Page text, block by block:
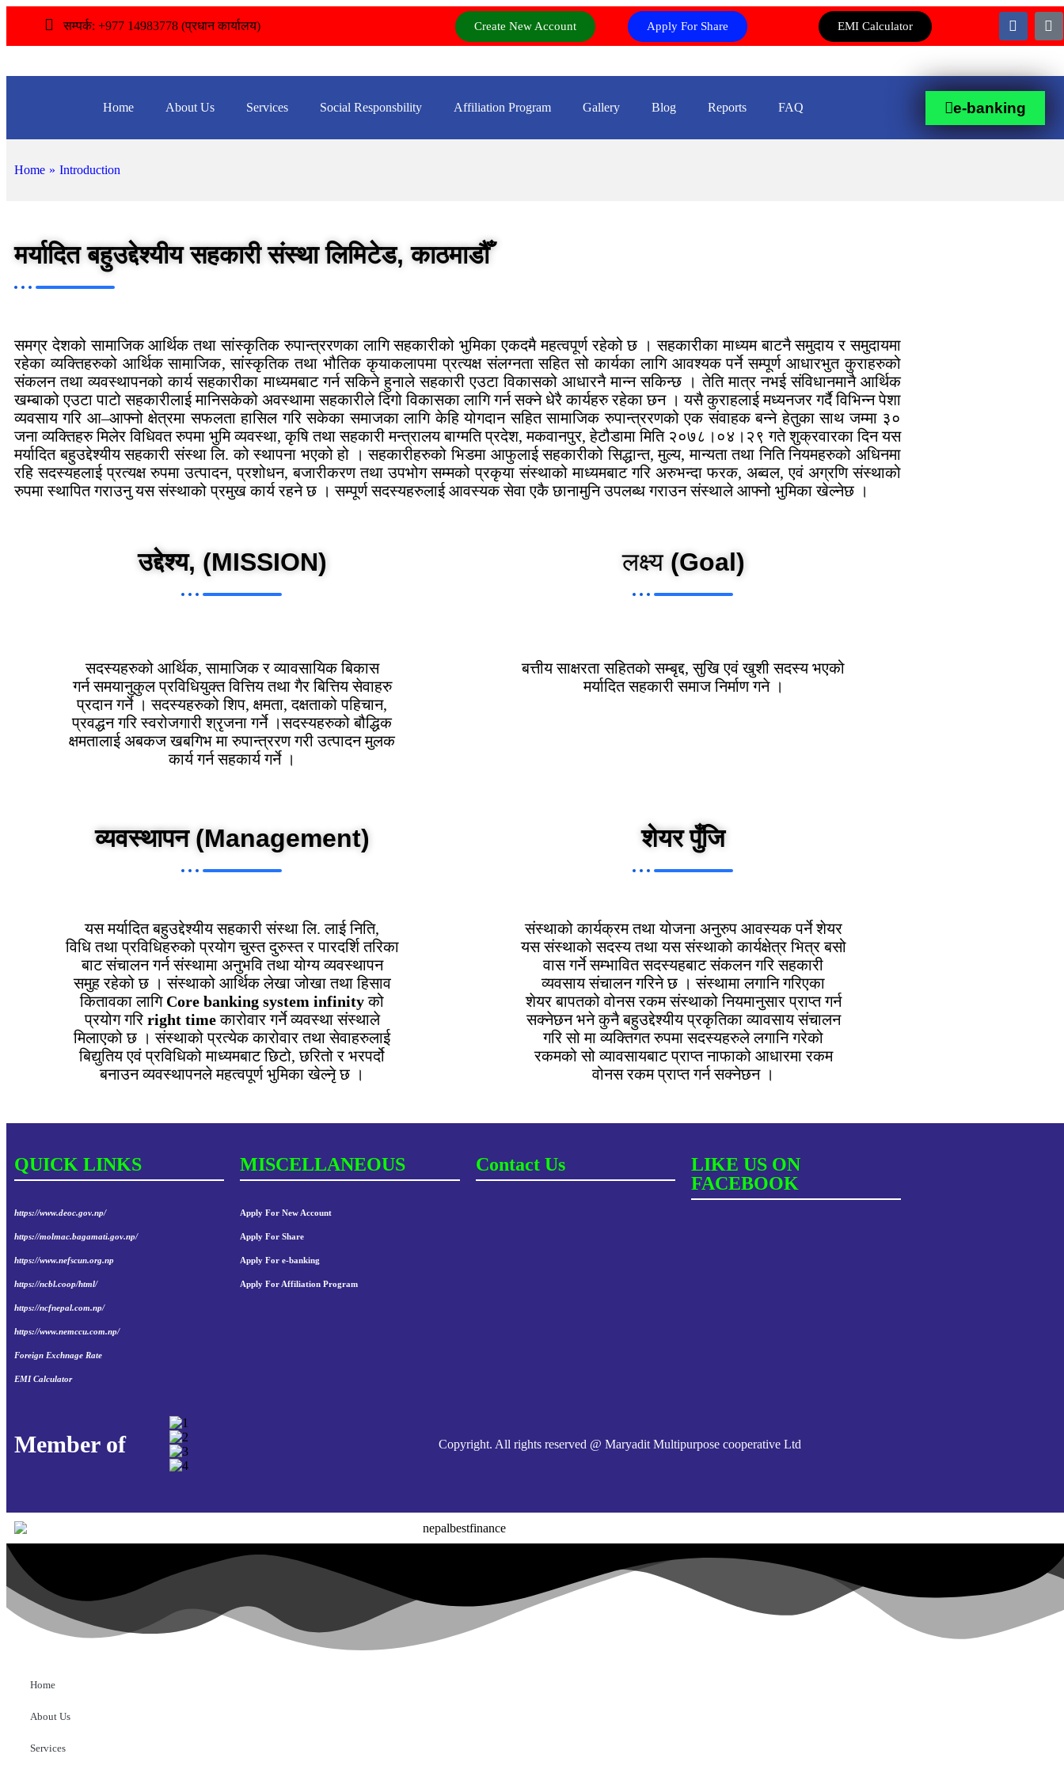
सम्पर्क: +977 14983778 (प्रधान कार्यालय) Create New Account Apply For Share EMI Calculator
Home About Us Services Social Responsbility Affiliation Program Gallery Blog Reports FAQ e-banking
Home » Introduction
मर्यादित बहुउद्देश्यीय सहकारी संस्था लिमिटेड,काठमाडौँ
समग्र देशको सामाजिक आर्थिक तथा सांस्कृतिक रुपान्त्ररणका लागि सहकारीको भुमिका एकदमै महत्वपूर्ण रहेको छ । सहकारीका माध्यम बाटनै समुदाय र समुदायमा
रहेका व्यक्तिहरुको आर्थिक सामाजिक, सांस्कृतिक तथा भौतिक कृयाकलापमा प्रत्यक्ष संलग्नता सहित सो कार्यका लागि आवश्यक पर्ने सम्पूर्ण आधारभुत कुराहरुको
संकलन तथा व्यवस्थापनको कार्य सहकारीका माध्यमबाट गर्न सकिने हुनाले सहकारी एउटा विकासको आधारनै मान्न सकिन्छ । तेति मात्र नभई संविधानमानै आर्थिक
खम्बाको एउटा पाटो सहकारीलाई मानिसकेको अवस्थामा सहकारीले दिगो विकासका लागि गर्न सक्ने धेरै कार्यहरु रहेका छन । यसै कुराहलाई मध्यनजर गर्दै विभिन्न पेशा
व्यवसाय गरि आ–आफ्नो क्षेत्रमा सफलता हासिल गरि सकेका समाजका लागि केहि योगदान सहित सामाजिक रुपान्त्ररणको एक संवाहक बन्ने हेतुका साथ जम्मा ३०
जना व्यक्तिहरु मिलेर विधिवत रुपमा भुमि व्यवस्था, कृषि तथा सहकारी मन्त्रालय बाग्मति प्रदेश, मकवानपुर, हेटौडामा मिति २०७८।०४।२९ गते शुक्रवारका दिन यस
मर्यादित बहुउद्देश्यीय सहकारी संस्था लि. को स्थापना भएको हो । सहकारीहरुको भिडमा आफुलाई सहकारीको सिद्धान्त, मुल्य, मान्यता तथा निति नियमहरुको अधिनमा
रहि सदस्यहलाई प्रत्यक्ष रुपमा उत्पादन, प्रशोधन, बजारीकरण तथा उपभोग सम्मको प्रकृया संस्थाको माध्यमबाट गरि अरुभन्दा फरक, अब्वल, एवं अग्रणि संस्थाको
रुपमा स्थापित गराउनु यस संस्थाको प्रमुख कार्य रहने छ । सम्पूर्ण सदस्यहरुलाई आवस्यक सेवा एकै छानामुनि उपलब्ध गराउन संस्थाले आफ्नो भुमिका खेल्नेछ ।
उद्देश्य, (MISSION) लक्ष्य (Goal)
सदस्यहरुको आर्थिक, सामाजिक र व्यावसायिक बिकास
गर्न समयानुकुल प्रविधियुक्त वित्तिय तथा गैर बित्तिय सेवाहरु
प्रदान गर्ने । सदस्यहरुको शिप, क्षमता, दक्षताको पहिचान,
प्रवद्धन गरि स्वरोजगारी श्रृजना गर्ने ।सदस्यहरुको बौद्धिक
क्षमतालाई अबकज खबगिभ मा रुपान्त्ररण गरी उत्पादन मुलक
कार्य गर्न सहकार्य गर्ने ।
बत्तीय साक्षरता सहितको सम्बृद्द, सुखि एवं खुशी सदस्य भएको
मर्यादित सहकारी समाज निर्माण गने ।
व्यवस्थापन (Management) शेयर पुँजि
यस मर्यादित बहुउद्देश्यीय सहकारी संस्था लि. लाई निति,
विधि तथा प्रविधिहरुको प्रयोग चुस्त दुरुस्त र पारदर्शि तरिका
बाट संचालन गर्न संस्थामा अनुभवि तथा योग्य व्यवस्थापन
समुह रहेको छ । संस्थाको आर्थिक लेखा जोखा तथा हिसाव
कितावका लागि Core banking system infinityको
प्रयोग गरि right timeकारोवार गर्ने व्यवस्था संस्थाले
मिलाएको छ । संस्थाको प्रत्येक कारोवार तथा सेवाहरुलाई
बिद्युतिय एवं प्रविधिको माध्यमबाट छिटो, छरितो र भरपर्दो
बनाउन व्यवस्थापनले महत्वपूर्ण भुमिका खेल्नेृ छ ।
संस्थाको कार्यक्रम तथा योजना अनुरुप आवस्यक पर्ने शेयर
यस संस्थाको सदस्य तथा यस संस्थाको कार्यक्षेत्र भित्र बसो
वास गर्ने सम्भावित सदस्यहबाट संकलन गरि सहकारी
व्यवसाय संचालन गरिने छ । संस्थामा लगानि गरिएका
शेयर बापतको वोनस रकम संस्थाको नियमानुसार प्राप्त गर्न
सक्नेछन भने कुनै बहुउद्देश्यीय प्रकृतिका व्यावसाय संचालन
गरि सो मा व्यक्तिगत रुपमा सदस्यहरुले लगानि गरेको
रकमको सो व्यावसायबाट प्राप्त नाफाको आधारमा रकम
वोनस रकम प्राप्त गर्न सक्नेछन ।
QUICK LINKS
https://www.deoc.gov.np/
https://molmac.bagamati.gov.np/
https://www.nefscun.org.np
https://ncbl.coop/html/
https://ncfnepal.com.np/
https://www.nemccu.com.np/
Foreign Exchnage Rate
EMI Calculator
MISCELLANEOUS
Apply For New Account
Apply For Share
Apply For e-banking
Apply For Affiliation Program
Contact Us
LIKE US ON
FACEBOOK
Member of Copyright. All rights reserved @ Maryadit Multipurpose cooperative Ltd
Home
About Us
Services